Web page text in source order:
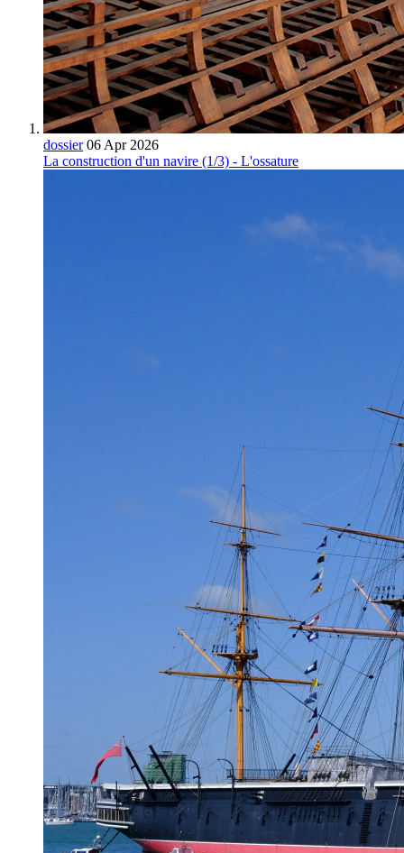
dossier 06 Apr 2026
La construction d'un navire (1/3) - L'ossature